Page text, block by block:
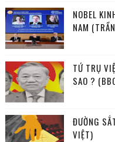
NOBEL
NAM
TỨ TRỤ
SAO ?
ĐƯỜNG
VIỆT)